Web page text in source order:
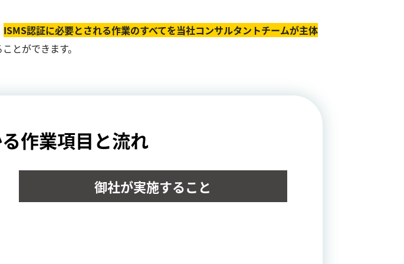
ISMS認証に必要とされる作業のすべてを当社コンサルタントチームが主体
とができます。
作業項目と流れ
御社が実施すること